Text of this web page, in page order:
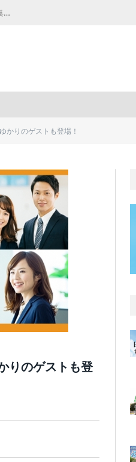
千葉の“小江戸” 香取市が第4回「おためし移住体験」の参加者を募集中！1人1泊2,000円を補助、築100年超の古民家に宿泊も
かりのゲストも登場！
りのゲストも登